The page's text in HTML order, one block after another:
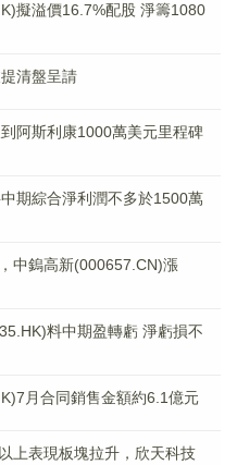
擬溢價16.7%配股 淨籌1080
清盤呈請
阿斯利康1000萬美元里程碑
期綜合淨利潤不多於1500萬
中鎢高新(000657.CN)漲
料中期盈轉虧 淨虧損不
月合同銷售金額約6.1億元
上表現板塊拉升，欣天科技